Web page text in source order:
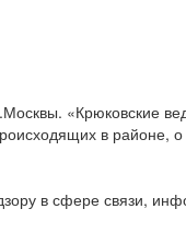
«Крюковские
в районе,
в сфере связи,